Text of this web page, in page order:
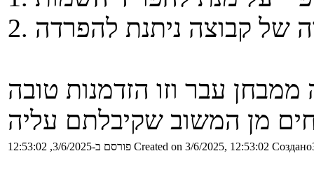
היא שאלה ממבחן עבר וזו הזדמנות טובה
פורסם ב-3/6/2025, 12:53:02 Created on 3/6/2025, 12:53:02